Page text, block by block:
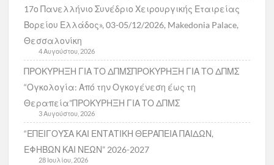
17ο Πανελλήνιο Συνέδριο Χειρουργικής Εταιρείας
Βορείου Ελλάδος», 03-05/12/2026, Makedonia Palace,
Θεσσαλονίκη
4 Αυγούστου, 2026
ΠΡΟΚΥΡΗΞΗ ΓΙΑ ΤΟ ΔΠΜΣΠΡΟΚΥΡΗΞΗ ΓΙΑ ΤΟ ΔΠΜΣ
“Ογκολογία: Από την Ογκογένεση έως τη
Θεραπεία”ΠΡΟΚΥΡΗΞΗ ΓΙΑ ΤΟ ΔΠΜΣ
3 Αυγούστου, 2026
“ΕΠΕΙΓΟΥΣΑ ΚΑΙ ΕΝΤΑΤΙΚΗ ΘΕΡΑΠΕΙΑ ΠΑΙΔΩΝ,
ΕΦΗΒΩΝ ΚΑΙ ΝΕΩΝ” 2026-2027
28 Ιουλίου, 2026